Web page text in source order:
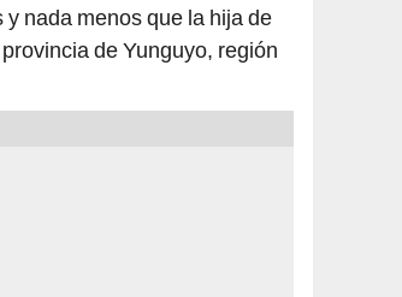
nada menos que la hija de
de Yunguyo, región